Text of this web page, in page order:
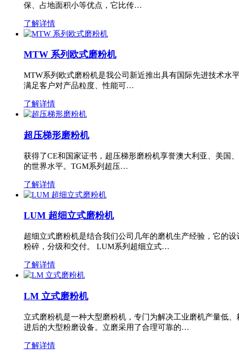
保、占地面积小等优点，它比传…
了解详情
MTW 系列欧式磨粉机
MTW系列欧式磨粉机是我公司新近推出具有国际先进技术水
满足客户对产品粒度、性能可…
了解详情
超压梯形磨粉机
获得了CE和国家证书，超压梯形磨粉机享誉澳大利亚、美国
的世界水平。TGM系列超压…
了解详情
LUM 超细立式磨粉机
超细立式磨粉机是结合我们公司几年的磨机生产经验，它的
粉碎，分级和交付。 LUM系列超细立式…
了解详情
LM 立式磨粉机
立式磨粉机是一种大型磨粉机，专门为解决工业磨机产量低
进后的大型粉磨设备。立磨采用了合理可靠的…
了解详情